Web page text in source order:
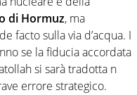
di Hormuz, ma
facto sulla via d’acqua. I
se la fiducia accordata
si sarà tradotta n
errore strategico.